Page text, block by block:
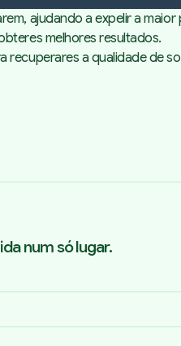
ajudando a expelir a
melhores resultados.
a qualidade de
num só lugar.